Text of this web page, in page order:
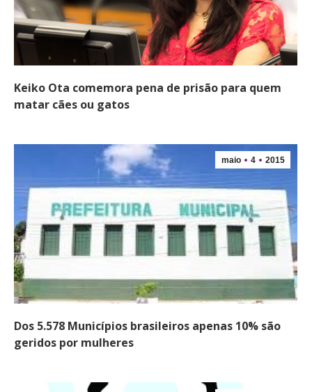
Keiko Ota comemora pena de prisão para quem
matar cães ou gatos
maio 4 2015
Dos 5.578 Municípios brasileiros apenas 10% são
geridos por mulheres